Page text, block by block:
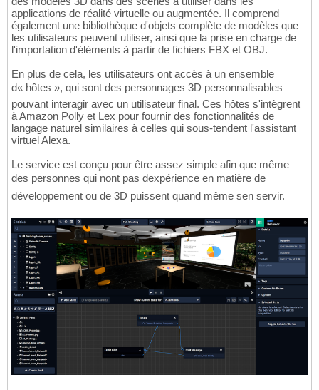
applications de réalité virtuelle ou augmentée. Il comprend
également une bibliothèque d'objets complète de modèles que
les utilisateurs peuvent utiliser, ainsi que la prise en charge de
l'importation d'éléments à partir de fichiers FBX et OBJ.
En plus de cela, les utilisateurs ont accès à un ensemble
d« hôtes », qui sont des personnages 3D personnalisables
pouvant interagir avec un utilisateur final. Ces hôtes s'intègrent
à Amazon Polly et Lex pour fournir des fonctionnalités de
langage naturel similaires à celles qui sous-tendent l'assistant
virtuel Alexa.
Le service est conçu pour être assez simple afin que même
des personnes qui nont pas dexpérience en matière de
développement ou de 3D puissent quand même sen servir.